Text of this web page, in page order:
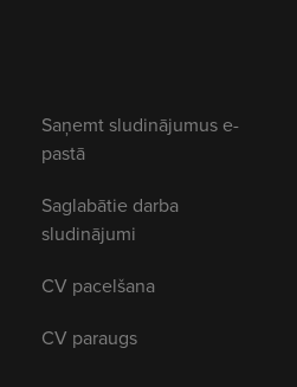
Saņemt sludinājumus e-
pastā
Saglabātie darba
sludinājumi
CV pacelšana
CV paraugs